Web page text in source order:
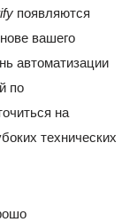
появляются
вашего
автоматизации
по
на
технических